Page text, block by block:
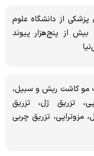
از دانشگاه علوم
تهران در سال 1382، بیش از پنج‌هزار پیوند
مو کاشت ریش و سبیل،
تزریق ژل، تزریق
مزوتراپی، تزریق چربی